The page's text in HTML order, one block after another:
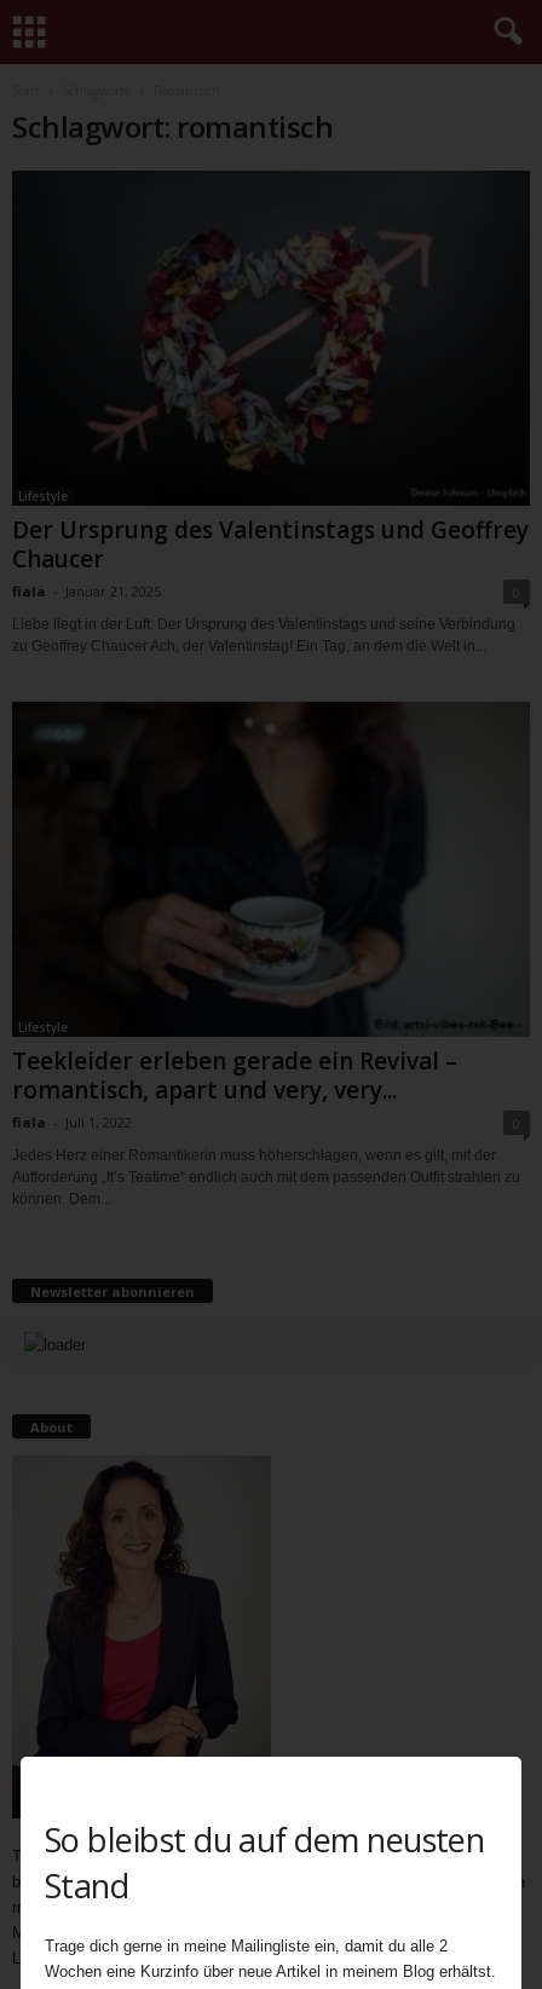
Schlagwort: romantisch
Lifestyle
Der Ursprung des Valentinstags und Geoffrey
Chaucer
fiala - Januar 21, 2025
Liebe liegt in der Luft: Der Ursprung des Valentinstags und seine Verbindung
zu Geoffrey Chaucer Ach, der Valentinstag! Ein Tag, an dem die Welt in...
Lifestyle
Teekleider erleben gerade ein Revival –
romantisch, apart und very, very...
fiala - Juli 1, 2022
Jedes Herz einer Romantikerin muss höherschlagen, wenn es gilt, mit der
Aufforderung „It’s Teatime“ endlich auch mit dem passenden Outfit strahlen zu
können. Dem...
Newsletter abonnieren
About
Teatime als wichtiger und immer noch unerschöpflicher Bestandteil der
britischen Kultur bietet Gelegenheit zum Austausch auf vielen Ebenen. In
meine Teatime gehören Gespräche,
Menschen außerhalb des Rampenlichts, die aber Besonderes in ihrem
Leben geleistet haben, Menschen, die eine Inspiration für uns sind.
So bleibst du auf dem neusten
Stand
Trage dich gerne in meine Mailingliste ein, damit du alle 2
Wochen eine Kurzinfo über neue Artikel in meinem Blog erhältst.